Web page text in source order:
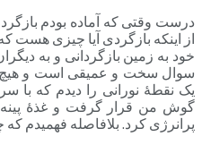
درست وقتی که آماده بودم
از اینکه بازگردی آیا چیزی هست
خود به زمین بازگردانی و به
سوال سخت و عمیقی است و هیچ
یک نقطۀ نورانی را دیدم که
گوش من قرار گرفت و غذۀ
پرانرژی کرد. بلافاصله فهمیدم